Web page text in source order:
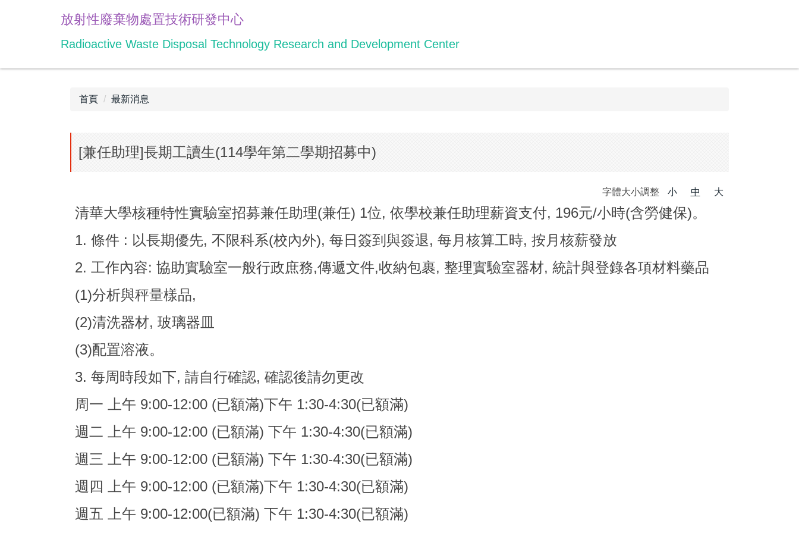
內
放射性廢棄物處置技術研發中心
Radioactive Waste Disposal Technology Research and Development Center
首頁 最新消息
[兼任助理]長期工讀生(114學年第二學期招募中)
字體大小調整 小 中 大
清華大學核種特性實驗室招募兼任助理(兼任) 1位, 依學校兼任助理薪資支付, 196元/小時(含勞健保)。
1. 條件 : 以長期優先, 不限科系(校內外), 每日簽到與簽退, 每月核算工時, 按月核薪發放
2. 工作內容: 協助實驗室一般行政庶務,傳遞文件,收納包裹, 整理實驗室器材, 統計與登錄各項材料藥品
(1)分析與秤量樣品,
(2)清洗器材, 玻璃器皿
(3)配置溶液。
3. 每周時段如下, 請自行確認, 確認後請勿更改
周一 上午 9:00-12:00 (已額滿)下午 1:30-4:30(已額滿)
週二 上午 9:00-12:00 (已額滿) 下午 1:30-4:30(已額滿)
週三 上午 9:00-12:00 (已額滿) 下午 1:30-4:30(已額滿)
週四 上午 9:00-12:00 (已額滿)下午 1:30-4:30(已額滿)
週五 上午 9:00-12:00(已額滿) 下午 1:30-4:30(已額滿)